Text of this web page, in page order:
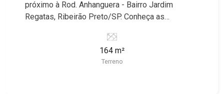
próximo à Rod. Anhanguera - Bairro Jardim
Regatas, Ribeirão Preto/SP. Conheça as
Imobiliária selecionou para você: - 164m² de área
absoluta no mercado imobiliário de Ribeirão
164 m²
Terreno